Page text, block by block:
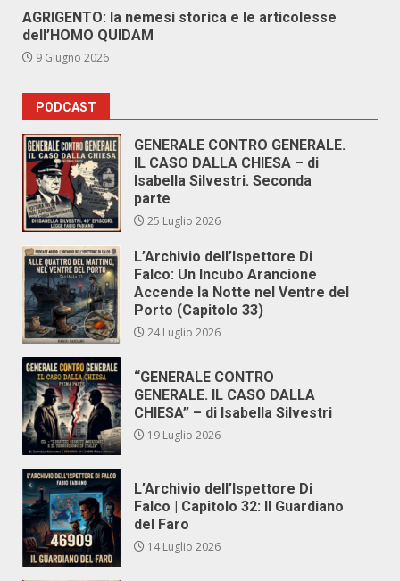
AGRIGENTO: la nemesi storica e le articolesse
dell’HOMO QUIDAM
9 Giugno 2026
PODCAST
GENERALE CONTRO GENERALE.
IL CASO DALLA CHIESA – di
Isabella Silvestri. Seconda
parte
25 Luglio 2026
L’Archivio dell’Ispettore Di
Falco: Un Incubo Arancione
Accende la Notte nel Ventre del
Porto (Capitolo 33)
24 Luglio 2026
“GENERALE CONTRO
GENERALE. IL CASO DALLA
CHIESA” – di Isabella Silvestri
19 Luglio 2026
L’Archivio dell’Ispettore Di
Falco | Capitolo 32: Il Guardiano
del Faro
14 Luglio 2026